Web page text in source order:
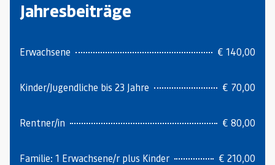
Jahresbeiträge
Erwachsene € 140,00
Kinder/Jugendliche bis 23 Jahre € 70,00
Rentner/in € 80,00
Familie: 1 Erwachsene/r plus Kinder € 210,00